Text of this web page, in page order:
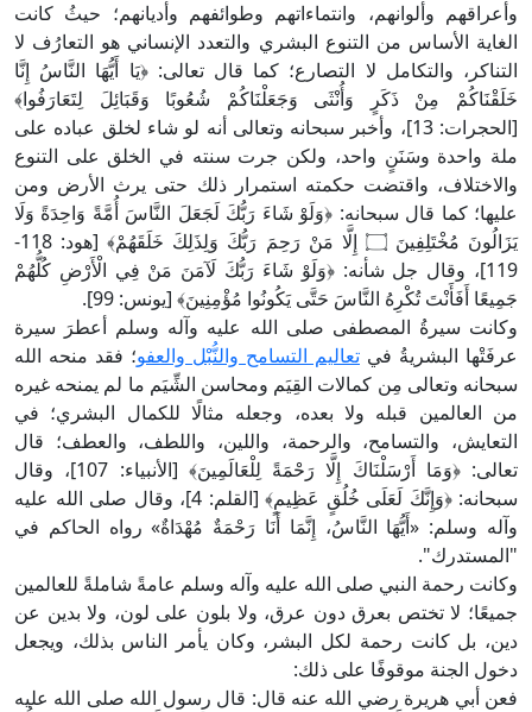
وأعراقهم وألوانهم، وانتماءاتهم وطوائفهم وأديانهم؛ حيثُ كانت
الغاية الأساس من التنوع البشري والتعدد الإنساني هو التعارُف لا
التناكر، والتكامل لا التصارع؛ كما قال تعالى: ﴿يَا أَيُّهَا النَّاسُ إِنَّا
خَلَقْنَاكُمْ مِنْ ذَكَرٍ وَأُنْثَى وَجَعَلْنَاكُمْ شُعُوبًا وَقَبَائِلَ لِتَعَارَفُوا﴾
[الحجرات: 13]، وأخبر سبحانه وتعالى أنه لو شاء لخلق عباده على
ملة واحدة وسَنَنٍ واحد، ولكن جرت سنته في الخلق على التنوع
والاختلاف، واقتضت حكمته استمرار ذلك حتى يرث الأرض ومن
عليها؛ كما قال سبحانه: ﴿وَلَوْ شَاءَ رَبُّكَ لَجَعَلَ النَّاسَ أُمَّةً وَاحِدَةً وَلَا
يَزَالُونَ مُخْتَلِفِينَ ۝ إِلَّا مَنْ رَحِمَ رَبُّكَ وَلِذَلِكَ خَلَقَهُمْ﴾ [هود: 118-
119]، وقال جل شأنه: ﴿وَلَوْ شَاءَ رَبُّكَ لَآمَنَ مَنْ فِي الْأَرْضِ كُلُّهُمْ
جَمِيعًا أَفَأَنْتَ تُكْرِهُ النَّاسَ حَتَّى يَكُونُوا مُؤْمِنِينَ﴾ [يونس: 99].
وكانت سيرةُ المصطفى صلى الله عليه وآله وسلم أعطرَ سيرة
عرفَتْها البشريةُ في تعاليم التسامح والنُّبْل والعفو؛ فقد منحه الله
سبحانه وتعالى مِن كمالات القِيَم ومحاسن الشِّيَم ما لم يمنحه غيره
من العالمين قبله ولا بعده، وجعله مثالًا للكمال البشري؛ في
التعايش، والتسامح، والرحمة، واللين، واللطف، والعطف؛ قال
تعالى: ﴿وَمَا أَرْسَلْنَاكَ إِلَّا رَحْمَةً لِلْعَالَمِينَ﴾ [الأنبياء: 107]، وقال
سبحانه: ﴿وَإِنَّكَ لَعَلَى خُلُقٍ عَظِيمٍ﴾ [القلم: 4]، وقال صلى الله عليه
وآله وسلم: «أَيُّهَا النَّاسُ، إِنَّمَا أَنَا رَحْمَةٌ مُهْدَاةٌ» رواه الحاكم في
"المستدرك".
وكانت رحمة النبي صلى الله عليه وآله وسلم عامةً شاملةً للعالمين
جميعًا؛ لا تختص بعرق دون عرق، ولا بلون على لون، ولا بدين عن
دين، بل كانت رحمة لكل البشر، وكان يأمر الناس بذلك، ويجعل
دخول الجنة موقوفًا على ذلك:
فعن أبي هريرة رضي الله عنه قال: قال رسول الله صلى الله عليه